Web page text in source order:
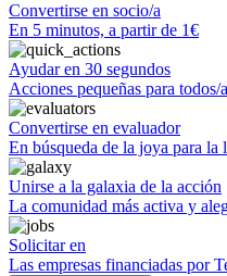
Convertirse en socio/a
En 5 minutos, a partir de 1€
Ayudar en 30 segundos
Acciones pequeñas para todos/
Convertirse en evaluador
En búsqueda de la joya para
Unirse a la galaxia de la acción
La comunidad más activa y
Solicitar en
Las empresas financiadas por